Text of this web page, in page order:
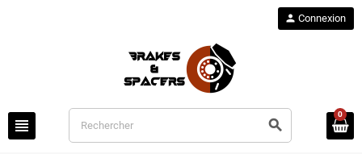
view_headline search
person Connexion
0